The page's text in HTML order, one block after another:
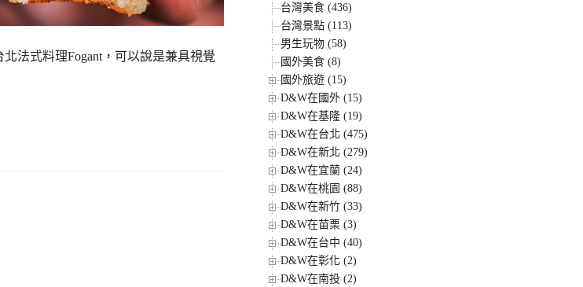
法式料理Fogant，可以說是兼具視覺
台灣美食 (436)
台灣景點 (113)
男生玩物 (58)
國外美食 (8)
國外旅遊 (15)
D&W在國外 (15)
D&W在基隆 (19)
D&W在台北 (475)
D&W在新北 (279)
D&W在宜蘭 (24)
D&W在桃園 (88)
D&W在新竹 (33)
D&W在苗栗 (3)
D&W在台中 (40)
D&W在彰化 (2)
D&W在南投 (2)